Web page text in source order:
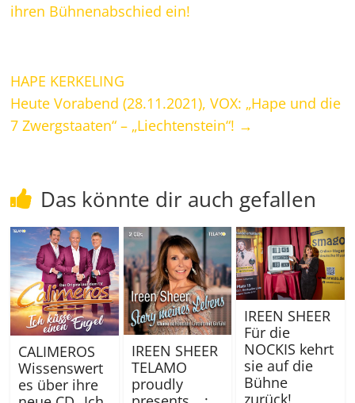
ihren Bühnenabschied ein!
HAPE KERKELING
Heute Vorabend (28.11.2021), VOX: „Hape und die
7 Zwergstaaten“ – „Liechtenstein“! →
Das könnte dir auch gefallen
CALIMEROS
Wissenswert
es über ihre
IREEN SHEER
TELAMO
proudly
IREEN SHEER
Für die
NOCKIS kehrt
sie auf die
Bühne
zurück!